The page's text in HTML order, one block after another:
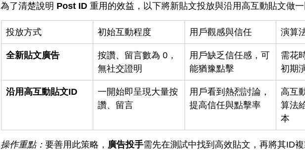
為了清楚說明 Post ID 重用的效益，以下將新貼文投放與沿用高互動貼文做一
投放方式 初始互動程度 用戶觀感與信任 演算
全新貼文廣告
按讚、留言數為 0，
無社交證明
用戶缺乏信任感，可
能猶豫點擊
需花
初期
沿用高互動貼文ID
一開始即呈現大量按
讚、留言
用戶看到熱烈討論，
提高信任與點擊率
高互
算法
本
操作重點： 要善用此策略， 廣告投手需先在測試中找到高效貼文，再將其ID複